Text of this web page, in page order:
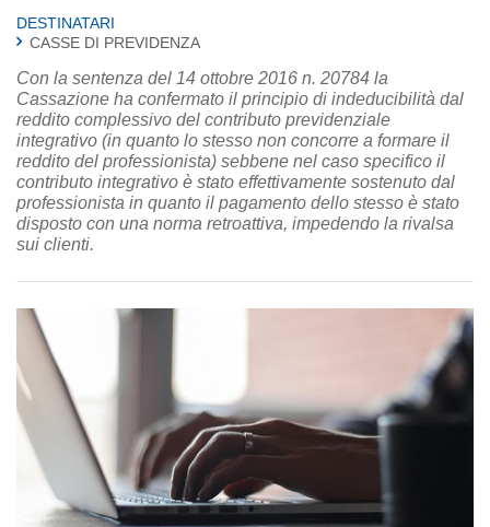
DESTINATARI
CASSE DI PREVIDENZA
Con la sentenza del 14 ottobre 2016 n. 20784 la
Cassazione ha confermato il principio di indeducibilità dal
reddito complessivo del contributo previdenziale
integrativo (in quanto lo stesso non concorre a formare il
reddito del professionista) sebbene nel caso specifico il
contributo integrativo è stato effettivamente sostenuto dal
professionista in quanto il pagamento dello stesso è stato
disposto con una norma retroattiva, impedendo la rivalsa
sui clienti.